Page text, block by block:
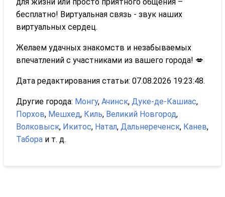
бесплатно! Виртуальная связь - звук наших
виртуальных сердец.
Желаем удачных знакомств и незабываемых
впечатлений с участниками из вашего города! 💋
Дата редактирования статьи: 07.08.2026 19:23:48.
Другие города: Монгу, Ачинск, Дуке-де-Кашиас,
Порхов, Мешхед, Киль, Великий Новгород,
Волковыск, Икитос, Натал, Дальнереченск, Канев,
Табора и т. д.